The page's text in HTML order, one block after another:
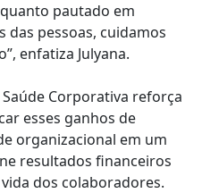
pautado em
das pessoas, cuidamos
enfatiza Julyana.
Corporativa reforça
esses ganhos de
organizacional em um
resultados financeiros
dos colaboradores.